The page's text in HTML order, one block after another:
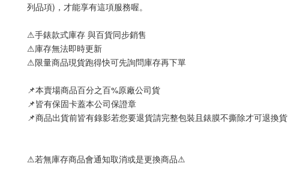
列品項)，才能享有這項服務喔。
⚠手錶款式庫存 與百貨同步銷售
⚠庫存無法即時更新
⚠限量商品現貨跑得快可先詢問庫存再下單
📌本賣場商品百分之百%原廠公司貨
📌皆有保固卡蓋本公司保證章
📌商品出貨前皆有錄影若您要退貨請完整包裝且錶膜不撕除才可退換貨
⚠若無庫存商品會通知取消或是更換商品⚠